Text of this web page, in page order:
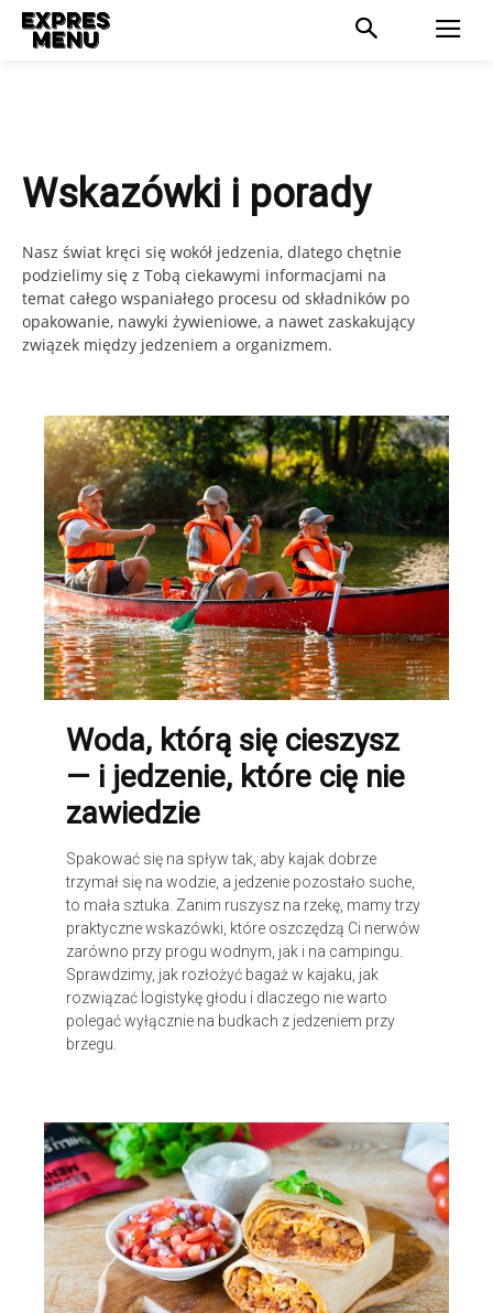
Wskazówki i porady
Nasz świat kręci się wokół jedzenia, dlatego chętnie
podzielimy się z Tobą ciekawymi informacjami na
temat całego wspaniałego procesu od składników po
opakowanie, nawyki żywieniowe, a nawet zaskakujący
związek między jedzeniem a organizmem.
Woda, którą się cieszysz
— i jedzenie, które cię nie
zawiedzie
Spakować się na spływ tak, aby kajak dobrze
trzymał się na wodzie, a jedzenie pozostało suche,
to mała sztuka. Zanim ruszysz na rzekę, mamy trzy
praktyczne wskazówki, które oszczędzą Ci nerwów
zarówno przy progu wodnym, jak i na campingu.
Sprawdzimy, jak rozłożyć bagaż w kajaku, jak
rozwiązać logistykę głodu i dlaczego nie warto
polegać wyłącznie na budkach z jedzeniem przy
brzegu.